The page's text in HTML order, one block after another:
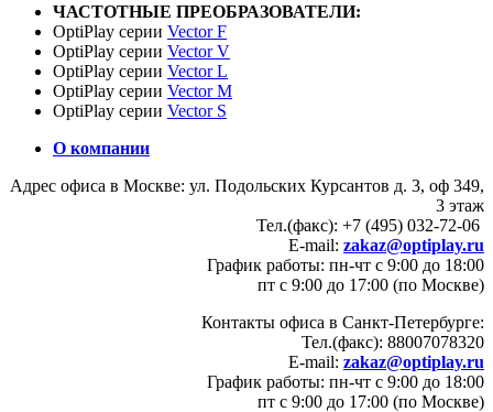
ЧАСТОТНЫЕ ПРЕОБРАЗОВАТЕЛИ:
OptiPlay серии Vector F
OptiPlay серии Vector V
OptiPlay серии Vector L
OptiPlay серии Vector M
OptiPlay серии Vector S
О компании
Адрес офиса в Москве: ул. Подольских Курсантов д. 3, оф 349,
3 этаж
Тел.(факс): +7 (495) 032-72-06
E-mail: zakaz@optiplay.ru
График работы: пн-чт с 9:00 до 18:00
пт с 9:00 до 17:00 (по Москве)
Контакты офиса в Санкт-Петербурге:
Тел.(факс): 88007078320
E-mail: zakaz@optiplay.ru
График работы: пн-чт с 9:00 до 18:00
пт с 9:00 до 17:00 (по Москве)